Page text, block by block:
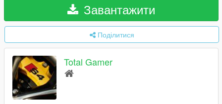
Завантажити
Поділитися
Total Gamer